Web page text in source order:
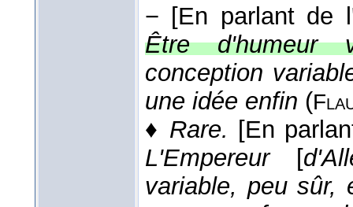
− [En parlant de
Être d'humeur
conception
une idée enfin (
♦ Rare. [En
L'Empereur
[
variable, peu sûr,